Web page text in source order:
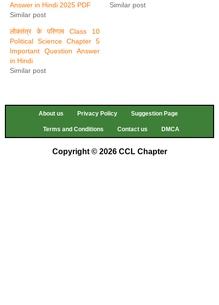
Answer in Hindi 2025 PDF
Similar post
Similar post
लोकतंत्र के परिणाम Class 10
Political Science Chapter 5
Important Question Answer
in Hindi
Similar post
About us Privacy Policy Suggestion Page
Terms and Conditions Contact us DMCA
Copyright © 2026 CCL Chapter